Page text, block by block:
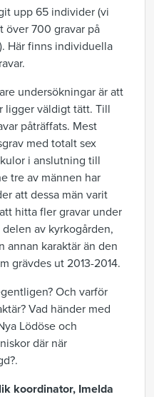
upp 65 individer (vi
över 700 gravar på
Här finns individuella
undersökningar är att
ligger väldigt tätt. Till
påträffats. Mest
med totalt sex
i anslutning till
tre av männen har
att dessa män varit
hitta fler gravar under
av kyrkogården,
annan karaktär än den
grävdes ut 2013-2014.
Och varför
Vad händer med
Lödöse och
där när
koordinator, Imelda